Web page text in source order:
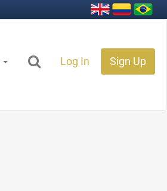
Log In Sign Up